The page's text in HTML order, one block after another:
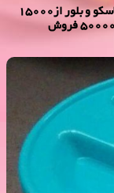
نمایندگی پلاسكو وبلورعزیزی در اهواز - حراجی پلاسکو و بلور از15000